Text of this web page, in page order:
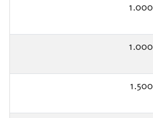
1.000
1.000
1.500